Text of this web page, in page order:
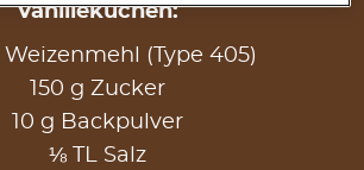
Vanillekuchen:
(Type 405)
150 g Zucker
10 g Backpulver
⅛ TL Salz